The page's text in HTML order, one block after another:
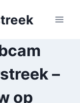
–
op